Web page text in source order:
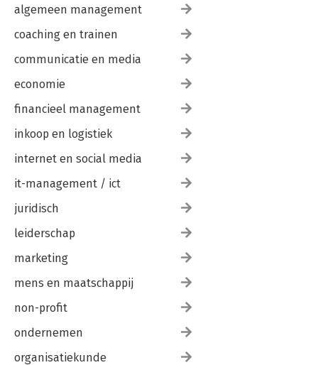
algemeen management
coaching en trainen
communicatie en media
economie
financieel management
inkoop en logistiek
internet en social media
it-management / ict
juridisch
leiderschap
marketing
mens en maatschappij
non-profit
ondernemen
organisatiekunde